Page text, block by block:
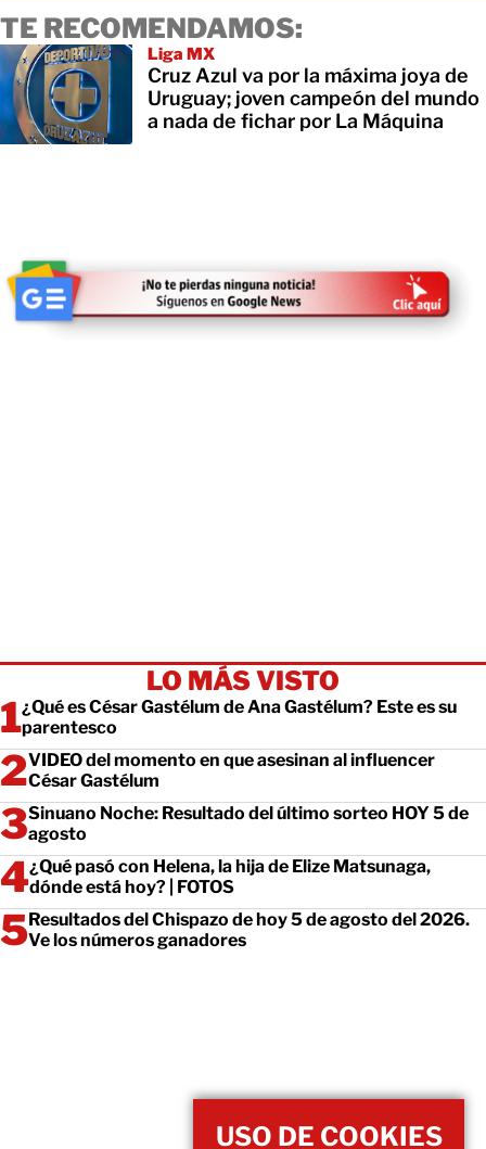
TE RECOMENDAMOS:
Liga MX
Cruz Azul va por la máxima joya de
Uruguay; joven campeón del mundo
a nada de fichar por La Máquina
LO MÁS VISTO
¿Qué es César Gastélum de Ana Gastélum? Este es su
parentesco
VIDEO del momento en que asesinan al influencer
César Gastélum
Sinuano Noche: Resultado del último sorteo HOY 5 de
agosto
¿Qué pasó con Helena, la hija de Elize Matsunaga,
dónde está hoy? | FOTOS
Resultados del Chispazo de hoy 5 de agosto del 2026.
Ve los números ganadores
USO DE COOKIES